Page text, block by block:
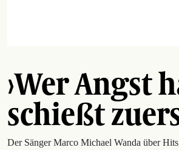
›Wer Angst
schießt
Der Sänger Marco Michael Wanda über